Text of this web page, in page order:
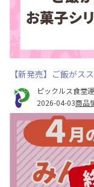
【新発売】ご飯が
ピックルス食堂
2026-04-03商品